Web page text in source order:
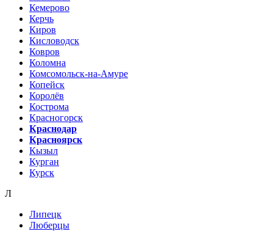
Кемерово
Керчь
Киров
Кисловодск
Ковров
Коломна
Комсомольск-на-Амуре
Копейск
Королёв
Кострома
Красногорск
Краснодар
Красноярск
Кызыл
Курган
Курск
Л
Липецк
Люберцы